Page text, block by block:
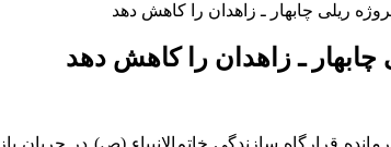
ریلی چابهار ـ زاهدان را کاهش دهد
چابهار ـ زاهدان را کاهش دهد
قرارگاه سازندگی خاتم‌الانبیاء (ص) در جریان